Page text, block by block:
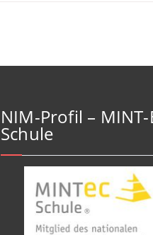
NIM-Profil – MINT-
Schule